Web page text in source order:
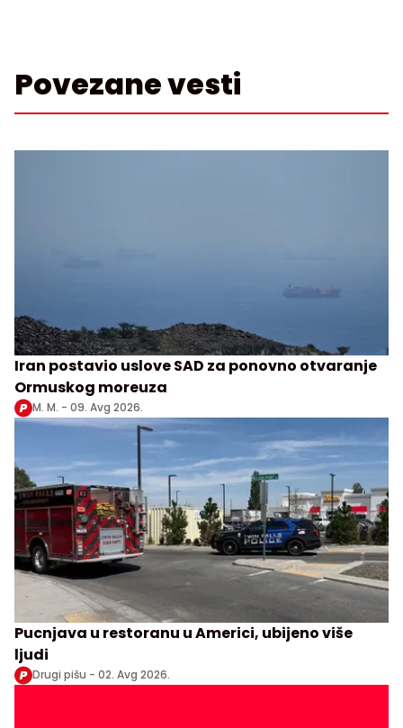
Povezane vesti
Iran postavio uslove SAD za ponovno otvaranje
Ormuskog moreuza
M. M. - 09. Avg 2026.
Pucnjava u restoranu u Americi, ubijeno više
ljudi
Drugi pišu - 02. Avg 2026.